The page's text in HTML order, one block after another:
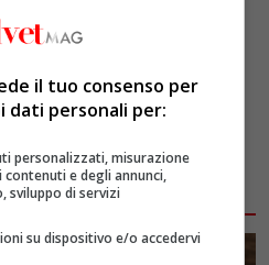
il tuo consenso per
dati personali per:
personalizzati, misurazione
e degli annunci,
sviluppo di servizi
su dispositivo e/o accedervi